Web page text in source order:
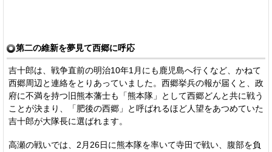
第二の維新を夢見て西郷に呼応
吉十郎は、戦争直前の明治10年1月にも鹿児島へ行くなど、かねて
西郷周辺と連絡をとりあっていました。西郷挙兵の報が届くと、政
府に不満を持つ旧熊本藩士も「熊本隊」として西郷どんと共に戦う
ことが決まり、「肥後の西郷」と呼ばれるほど人望をあつめていた
吉十郎が大隊長に選ばれます。
高瀬の戦いでは、2月26日に熊本隊を率いて寺田で戦い、腹部を負